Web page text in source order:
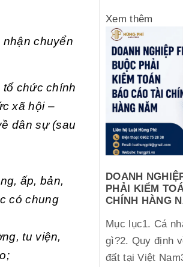
chuyển
tổ chức chính
xã hội –
dân sự (sau
ấp, bản,
có chung
tu viện,
Xem thêm
DOANH
PHẢI KIỂM
CHÍNH HÀNG
Mục lục1. Cá
gì?2. Quy định
đất tại Việt